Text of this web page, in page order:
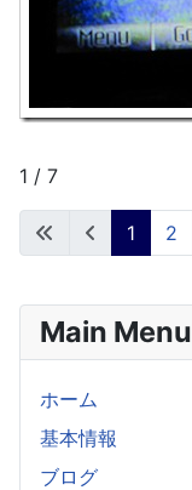
Main Menu
ホーム
基本情報
ブログ
1 / 7
1 2